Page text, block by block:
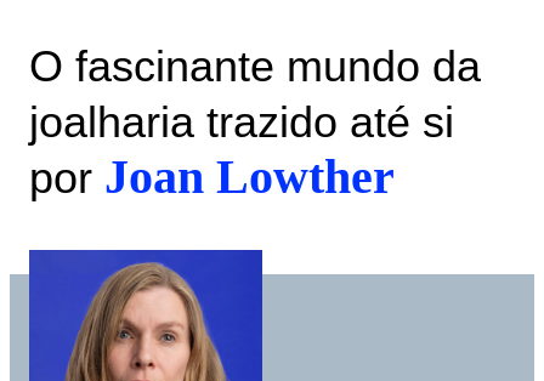
O fascinante mundo da
joalharia trazido até si
por Joan Lowther